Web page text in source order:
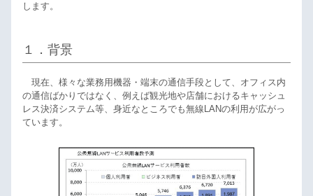
します。
１．背景
現在、様々な業務用機器・端末の通信手段として、オフィス内
の通信ばかりではなく、例えば観光地や店舗におけるキャッシュ
レス決済システム等、身近なところでも無線LANの利用が広がっ
ています。